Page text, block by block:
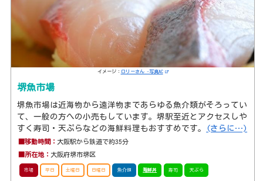
イメージ： ロリーさん -写真AC
堺魚市場
堺魚市場は近海物から遠洋物まであらゆる魚介類がそろってい
て、一般の方への小売もしています。堺駅至近とアクセスしや
すく寿司・天ぷらなどの海鮮料理もおすすめです。
(さらに…)
■移動時間： 大阪駅から鉄道で約35分
■所在地： 大阪府堺市堺区
市場 平日 土曜日 日曜日 魚介類 海鮮丼 寿司 天ぷら